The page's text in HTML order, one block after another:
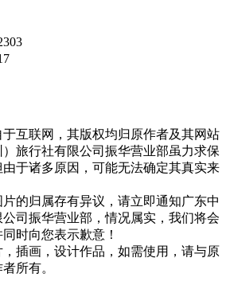
互联网，其版权均归原作者及其网站
旅行社有限公司振华营业部虽力求保
于诸多原因，可能无法确定其真实来
的归属存有异议，请立即通知广东中
司振华营业部，情况属实，我们将会
时向您表示歉意！
插画，设计作品，如需使用，请与原
所有。